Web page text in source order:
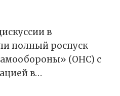
в
полный роспуск
(ОНС) с
в…